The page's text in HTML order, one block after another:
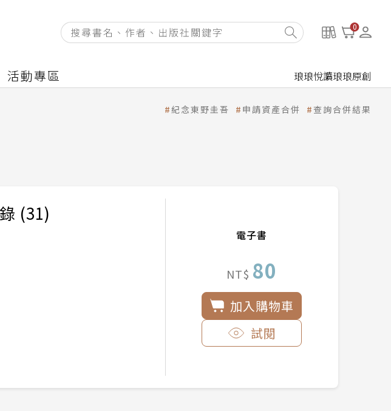
0
活動專區 琅琅悅讀琅琅原創
紀念東野圭吾 申請資產合併 查詢合併結果
(31)
電子書
NT$ 80
加入購物車
試閱